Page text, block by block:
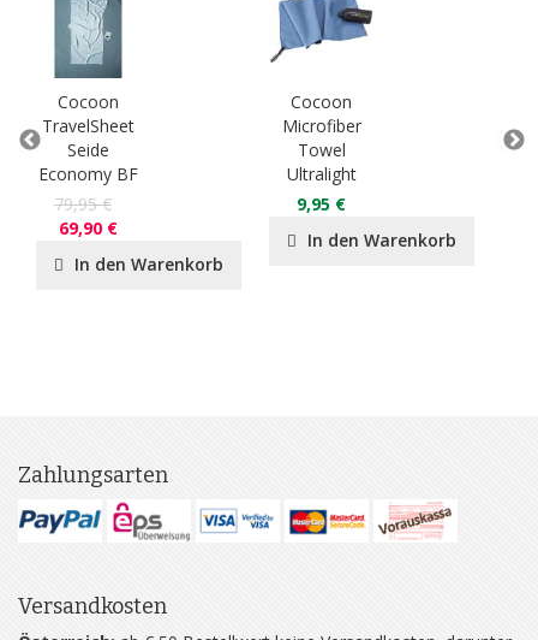
Cocoon
TravelSheet
Seide
Economy BF
79,95 €
69,90 €
In den Warenkorb
Cocoon
Microfiber
Towel
Ultralight
9,95 €
In den Warenkorb
Zahlungsarten
Versandkosten